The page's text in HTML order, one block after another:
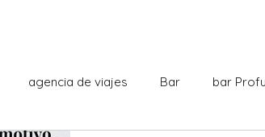
agencia de viajes Bar bar